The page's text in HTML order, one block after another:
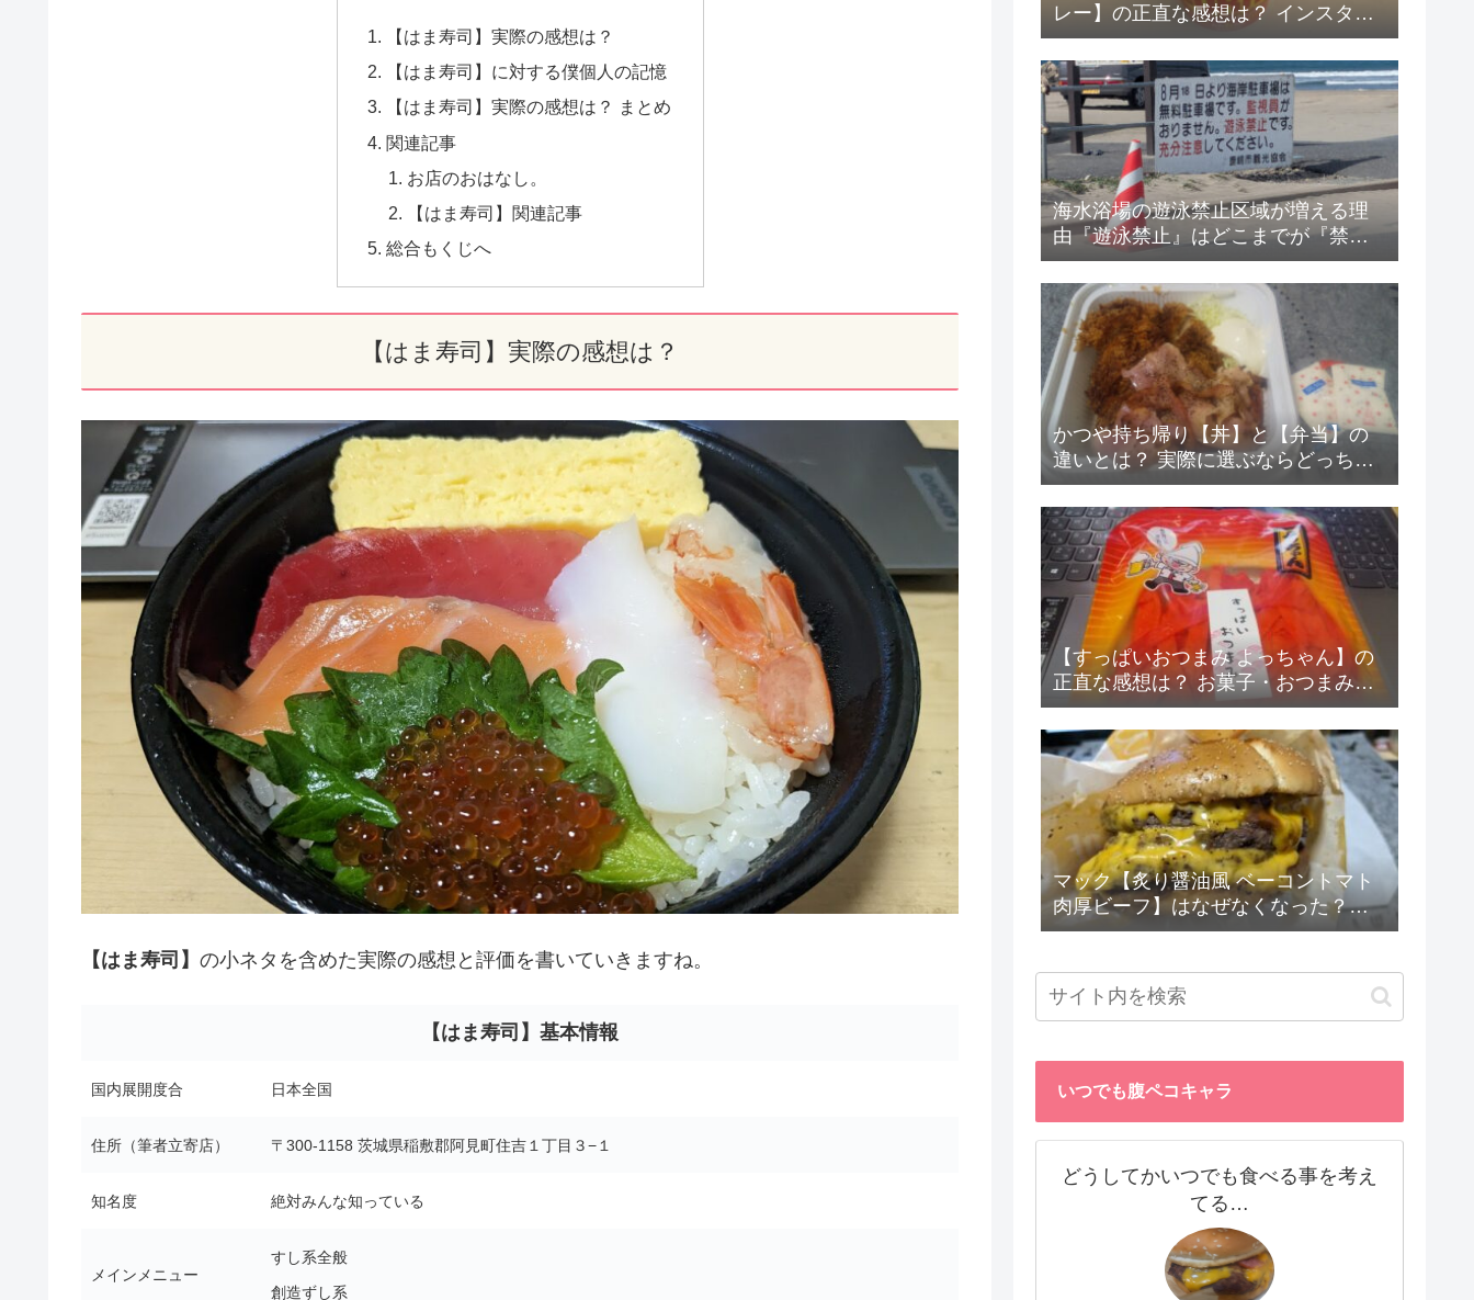
【はま寿司】実際の感想は？
【はま寿司】に対する僕個人の記憶
【はま寿司】実際の感想は？ まとめ
関連記事
お店のおはなし。
【はま寿司】関連記事
総合もくじへ
【はま寿司】実際の感想は？
【はま寿司】 の小ネタを含めた実際の感想と評価を書いていきますね。
【はま寿司】基本情報
国内展開度合 日本全国
住所（筆者立寄店） 〒300-1158 茨城県稲敷郡阿見町住吉１丁目３−１
知名度 絶対みんな知っている
メインメニュー
すし系全般
創造ずし系
レー】の正直な感想は？ インスタン
ト・ズボラ飯 その47
海水浴場の遊泳禁止区域が増える理
由『遊泳禁止』はどこまでが『禁
止』？
かつや持ち帰り【丼】と【弁当】の
違いとは？ 実際に選ぶならどっちが
得なの？
【すっぱいおつまみ よっちゃん】の
正直な感想は？ お菓子・おつまみレ
ビュー6！
マック【炙り醤油風 ベーコントマト
肉厚ビーフ】はなぜなくなった？
勝手に考察☆
いつでも腹ペコキャラ
どうしてかいつでも食べる事を考え
てる…